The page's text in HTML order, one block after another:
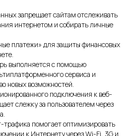
запрещает сайтам отслеживать
интернетом и собирать личные
платежи» для защиты финансовых
выполняется с помощью
сервиса и
новых возможностей.
подключения к веб-
слежку за пользователем через
трафика помогает оптимизировать
к Интернету через Wi-Fi, 3G и